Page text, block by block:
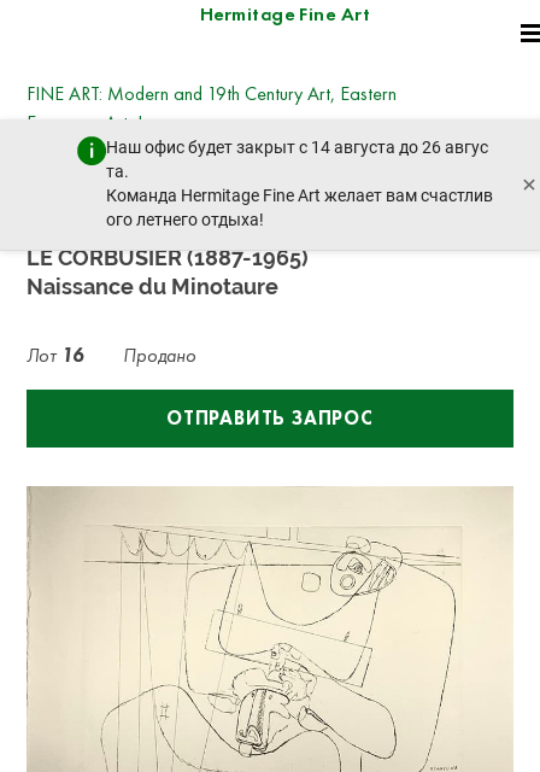
Hermitage Fine Art
Наш офис будет закрыт с 14 августа до 26 авгус
та.
Команда Hermitage Fine Art желает вам счастлив
ого летнего отдыха!
×
FINE ART: Modern and 19th Century Art, Eastern
European Art, Icons
четверг, 19 декабря 2024 г. - 14:30
пред. лот след. лот
LE CORBUSIER (1887-1965)
Naissance du Minotaure
Лот 16 Продано
ОТПРАВИТЬ ЗАПРОС